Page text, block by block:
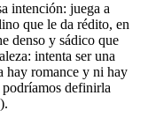
intención: juega a
que le da rédito, en
denso y sádico que
intenta ser una
hay romance y ni hay
definirla